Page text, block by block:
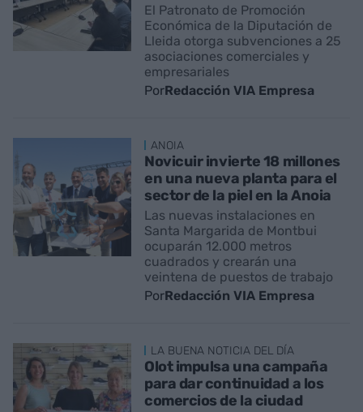
El Patronato de Promoción
Económica de la Diputación de
Lleida otorga subvenciones a 25
asociaciones comerciales y
empresariales
PorRedacción VIA Empresa
ANOIA
Novicuir invierte 18 millones
en una nueva planta para el
sector de la piel en la Anoia
Las nuevas instalaciones en
Santa Margarida de Montbui
ocuparán 12.000 metros
cuadrados y crearán una
veintena de puestos de trabajo
PorRedacción VIA Empresa
LA BUENA NOTICIA DEL DÍA
Olot impulsa una campaña
para dar continuidad a los
comercios de la ciudad